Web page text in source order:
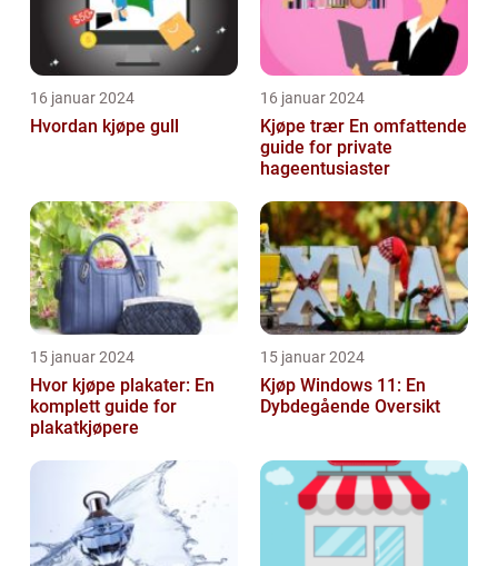
16 januar 2024
Hvordan kjøpe gull
16 januar 2024
Kjøpe trær En omfattende
guide for private
hageentusiaster
15 januar 2024
Hvor kjøpe plakater: En
komplett guide for
plakatkjøpere
15 januar 2024
Kjøp Windows 11: En
Dybdegående Oversikt